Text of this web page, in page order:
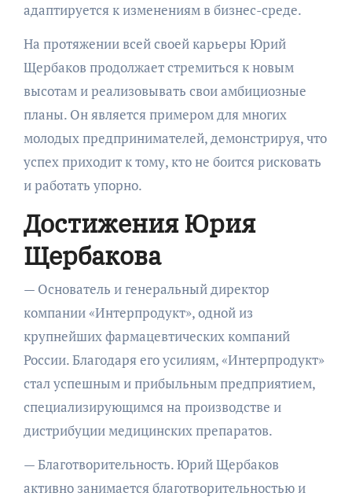
адаптируется к изменениям в бизнес-среде.
На протяжении всей своей карьеры Юрий
Щербаков продолжает стремиться к новым
высотам и реализовывать свои амбициозные
планы. Он является примером для многих
молодых предпринимателей, демонстрируя, что
успех приходит к тому, кто не боится рисковать
и работать упорно.
Достижения Юрия
Щербакова
— Основатель и генеральный директор
компании «Интерпродукт», одной из
крупнейших фармацевтических компаний
России. Благодаря его усилиям, «Интерпродукт»
стал успешным и прибыльным предприятием,
специализирующимся на производстве и
дистрибуции медицинских препаратов.
— Благотворительность. Юрий Щербаков
активно занимается благотворительностью и